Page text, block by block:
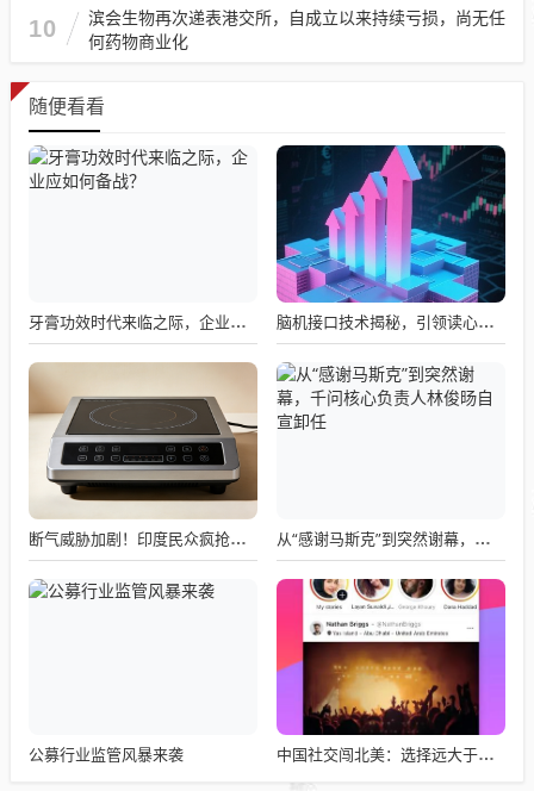
10
滨会生物再次递表港交所，自成立以来持续亏损，尚无任
何药物商业化
随便看看
牙膏功效时代来临之际，企业应如何备战？ 脑机接口技术揭秘，引领读心术革命的领跑者大盘点
断气威胁加剧！印度民众疯抢电磁炉 制造商将从中国空运部件 从“感谢马斯克”到突然谢幕，千问核心负责人林俊旸自宣卸任
公募行业监管风暴来袭 中国社交闯北美：选择远大于努力